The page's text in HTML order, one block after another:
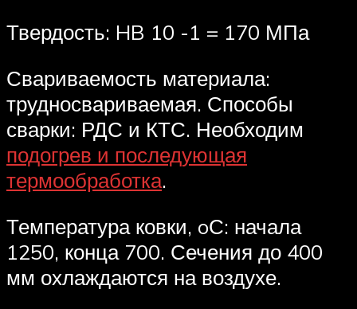
Твердость: HB 10 -1 = 170 МПа
Свариваемость материала:
трудносвариваемая. Способы
сварки: РДС и КТС. Необходим
подогрев и последующая
термообработка.
Температура ковки, oС: начала
1250, конца 700. Сечения до 400
мм охлаждаются на воздухе.